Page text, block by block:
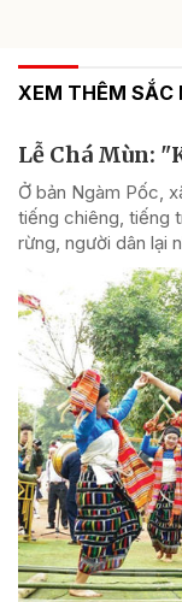
XEM THÊM SẮC
Lễ Chá Mùn:
Ở bản Ngàm Pốc,
tiếng chiêng, tiếng
rừng, người dân lại